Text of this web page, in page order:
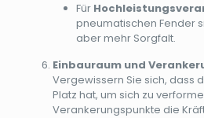
Für
pneumatischen Fender
aber mehr Sorgfalt.
Einbauraum und
Vergewissern Sie sich, dass
Platz hat, um sich zu
Verankerungspunkte die